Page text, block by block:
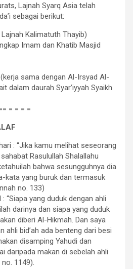
Lajnah Syarq Asia telah
sebagai berikut:
Kalimatuth Thayib)
Imam dan Khatib Masjid
sama dengan Al-Irsyad Al-
dalam daurah Syar’iyyah Syaikh
= = = =
: “Jika kamu melihat seseorang
Rasulullah Shalallahu
bahwa sesungguhnya dia
kata yang buruk dan termasuk
no. 133)
“Siapa yang duduk dengan ahli
darinya dan siapa yang duduk
diberi Al-Hikmah. Dan saya
ahli bid’ah ada benteng dari besi
disamping Yahudi dan
daripada makan di sebelah ahli
no. 1149).